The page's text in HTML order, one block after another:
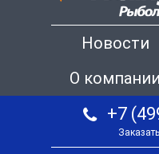
Новости
О компании
+7